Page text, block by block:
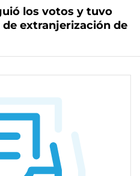
los votos y tuvo
extranjerización de